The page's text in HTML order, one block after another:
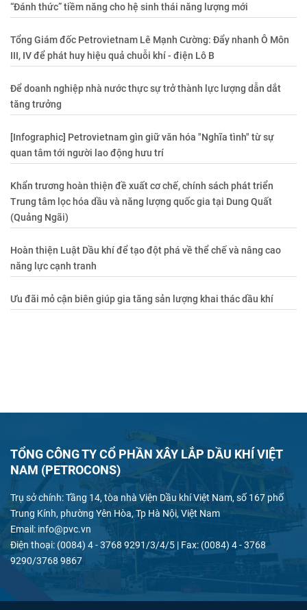
“Đánh thức” tiềm năng cho hệ sinh thái năng lượng mới
Tổng Giám đốc Petrovietnam Lê Mạnh Cường: Đẩy nhanh Ô Môn
III, IV để phát huy hiệu quả chuỗi khí - điện Lô B
Để doanh nghiệp nhà nước thực sự trở thành lực lượng dẫn dắt
tăng trưởng
[Infographic] Petrovietnam gìn giữ văn hóa "Nghĩa tình" từ sự
quan tâm tới người lao động hưu trí
Khẩn trương hoàn thiện đề xuất cơ chế, chính sách phát triển
Trung tâm lọc hóa dầu và năng lượng quốc gia tại Dung Quất
(Quảng Ngãi)
Hoàn thiện Luật Dầu khí để tạo đột phá về thể chế và nâng cao
năng lực cạnh tranh
Ưu đãi mỏ cận biên giúp gia tăng sản lượng khai thác dầu khí
TỔNG CÔNG TY CỔ PHẦN XÂY LẮP DẦU KHÍ VIỆT
NAM (PETROCONS)
Trụ sở chính: Tầng 14, tòa nhà Viện Dầu khí Việt Nam, số 167 phố
Trung Kính, phường Yên Hòa, Tp Hà Nội, Việt Nam
Email: info@pvc.vn
Điện thoại: (0084) 4 - 3768 9291/3/4/5 | Fax: (0084) 4 - 3768
9290/3768 9867